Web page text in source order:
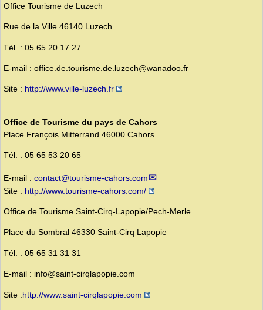
Office Tourisme de Luzech
Rue de la Ville 46140 Luzech
Tél. : 05 65 20 17 27
E-mail : office.de.tourisme.de.luzech@wanadoo.fr
Site : http://www.ville-luzech.fr
Office de Tourisme du pays de Cahors
Place François Mitterrand 46000 Cahors
Tél. : 05 65 53 20 65
E-mail : contact@tourisme-cahors.com
Site : http://www.tourisme-cahors.com/
Office de Tourisme Saint-Cirq-Lapopie/Pech-Merle
Place du Sombral 46330 Saint-Cirq Lapopie
Tél. : 05 65 31 31 31
E-mail : info@saint-cirqlapopie.com
Site :http://www.saint-cirqlapopie.com